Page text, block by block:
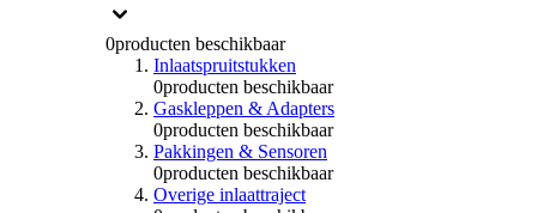
0producten beschikbaar
Inlaatspruitstukken
0producten beschikbaar
Gaskleppen & Adapters
0producten beschikbaar
Pakkingen & Sensoren
0producten beschikbaar
Overige inlaattraject